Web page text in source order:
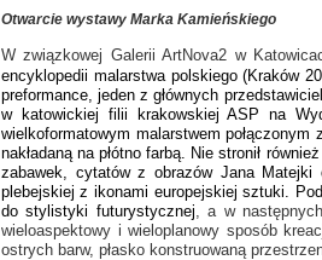
Otwarcie wystawy Marka Kamieńskiego
W związkowej Galerii ArtNova2 w
encyklopedii malarstwa polskiego (Kraków
preformance, jeden z głównych
w katowickiej filii krakowskiej ASP na
wielkoformatowym malarstwem
nakładaną na płótno farbą. Nie stronił
zabawek, cytatów z obrazów Jana
plebejskiej z ikonami europejskiej sztuki.
do stylistyki futurystycznej, a w
wieloaspektowy i wieloplanowy sposób
ostrych barw, płasko konstruowaną